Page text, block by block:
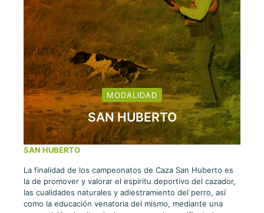
MODALIDAD
SAN HUBERTO
SAN HUBERTO
La finalidad de los campeonatos de Caza San Huberto es
la de promover y valorar el espíritu deportivo del cazador,
las cualidades naturales y adiestramiento del perro, así
como la educación venatoria del mismo, mediante una